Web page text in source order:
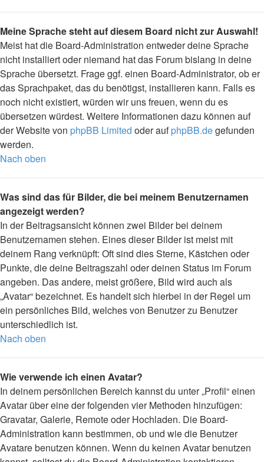
Meine Sprache steht auf diesem Board nicht zur Auswahl!
Meist hat die Board-Administration entweder deine Sprache
nicht installiert oder niemand hat das Forum bislang in deine
Sprache übersetzt. Frage ggf. einen Board-Administrator, ob er
das Sprachpaket, das du benötigst, installieren kann. Falls es
noch nicht existiert, würden wir uns freuen, wenn du es
übersetzen würdest. Weitere Informationen dazu können auf
der Website von phpBB Limited oder aufphpBB.degefunden
werden.
Nach oben
Was sind das für Bilder, die bei meinem Benutzernamen
angezeigt werden?
In der Beitragsansicht können zwei Bilder bei deinem
Benutzernamen stehen. Eines dieser Bilder ist meist mit
deinem Rang verknüpft: Oft sind dies Sterne, Kästchen oder
Punkte, die deine Beitragszahl oder deinen Status im Forum
angeben. Das andere, meist größere, Bild wird auch als
„Avatar“ bezeichnet. Es handelt sich hierbei in der Regel um
ein persönliches Bild, welches von Benutzer zu Benutzer
unterschiedlich ist.
Nach oben
Wie verwende ich einen Avatar?
In deinem persönlichen Bereich kannst du unter „Profil“ einen
Avatar über eine der folgenden vier Methoden hinzufügen:
Gravatar, Galerie, Remote oder Hochladen. Die Board-
Administration kann bestimmen, ob und wie die Benutzer
Avatare benutzen können. Wenn du keinen Avatar benutzen